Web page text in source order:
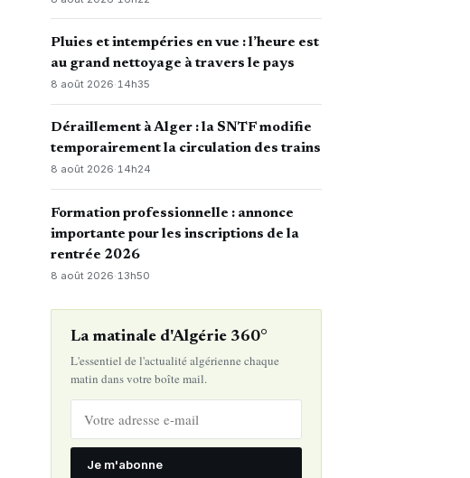
Pluies et intempéries en vue : l’heure est
au grand nettoyage à travers le pays
8 août 2026·14h35
Déraillement à Alger : la SNTF modifie
temporairement la circulation des trains
8 août 2026·14h24
Formation professionnelle : annonce
importante pour les inscriptions de la
rentrée 2026
8 août 2026· 13h50
La matinale d'Algérie 360°
L'essentiel de l'actualité algérienne chaque
matin dans votre boîte mail.
Je m'abonne